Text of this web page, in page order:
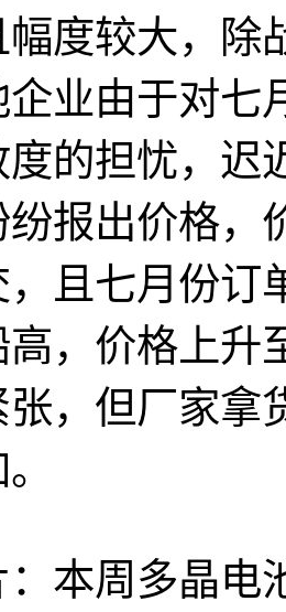
度较大，除
企业由于对七
度的担忧，迟
报出价格，
且七月份订
，价格上升
，但厂家拿
周多晶电